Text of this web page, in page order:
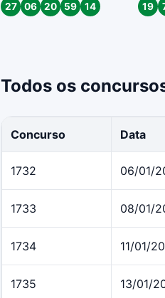
27 06 20 59 14 19
Todos os
Concurso Data
1732 06/01/
1733 08/01/
1734 11/01/
1735 13/01/